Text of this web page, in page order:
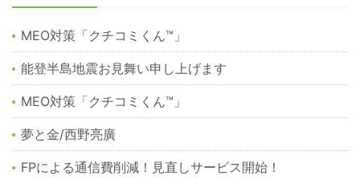
MEO対策「クチコミくん™︎」
能登半島地震お見舞い申し上げます
MEO対策「クチコミくん™️」
夢と金/西野亮廣
FPによる通信費削減！見直しサービス開始！